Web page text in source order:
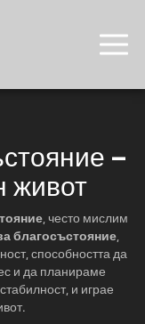
–
живот
, често мислим
благосъстояние,
способността да
и да планираме
, и играе